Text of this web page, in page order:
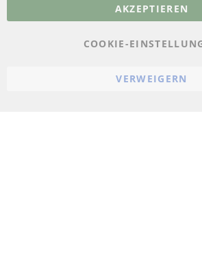
AKZEPTIEREN
COOKIE-
VERWEIGERN